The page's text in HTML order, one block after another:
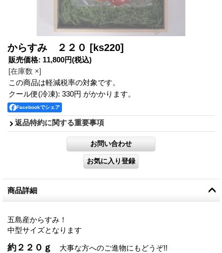
からすみ ２２０ [ks220]
販売価格: 11,800円(税込)
[在庫数 ×]
この商品は軽減税率の対象です。
クール便(冷凍): 330円 がかかります。
Facebookでシェア
返品特約に関する重要事項
商品詳細
五島産からすみ！
中型サイズとなります
約２２０ｇ 大事な方へのご進物にもどうぞ!!